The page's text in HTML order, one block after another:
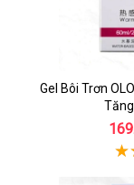
Gel Bôi Trơn